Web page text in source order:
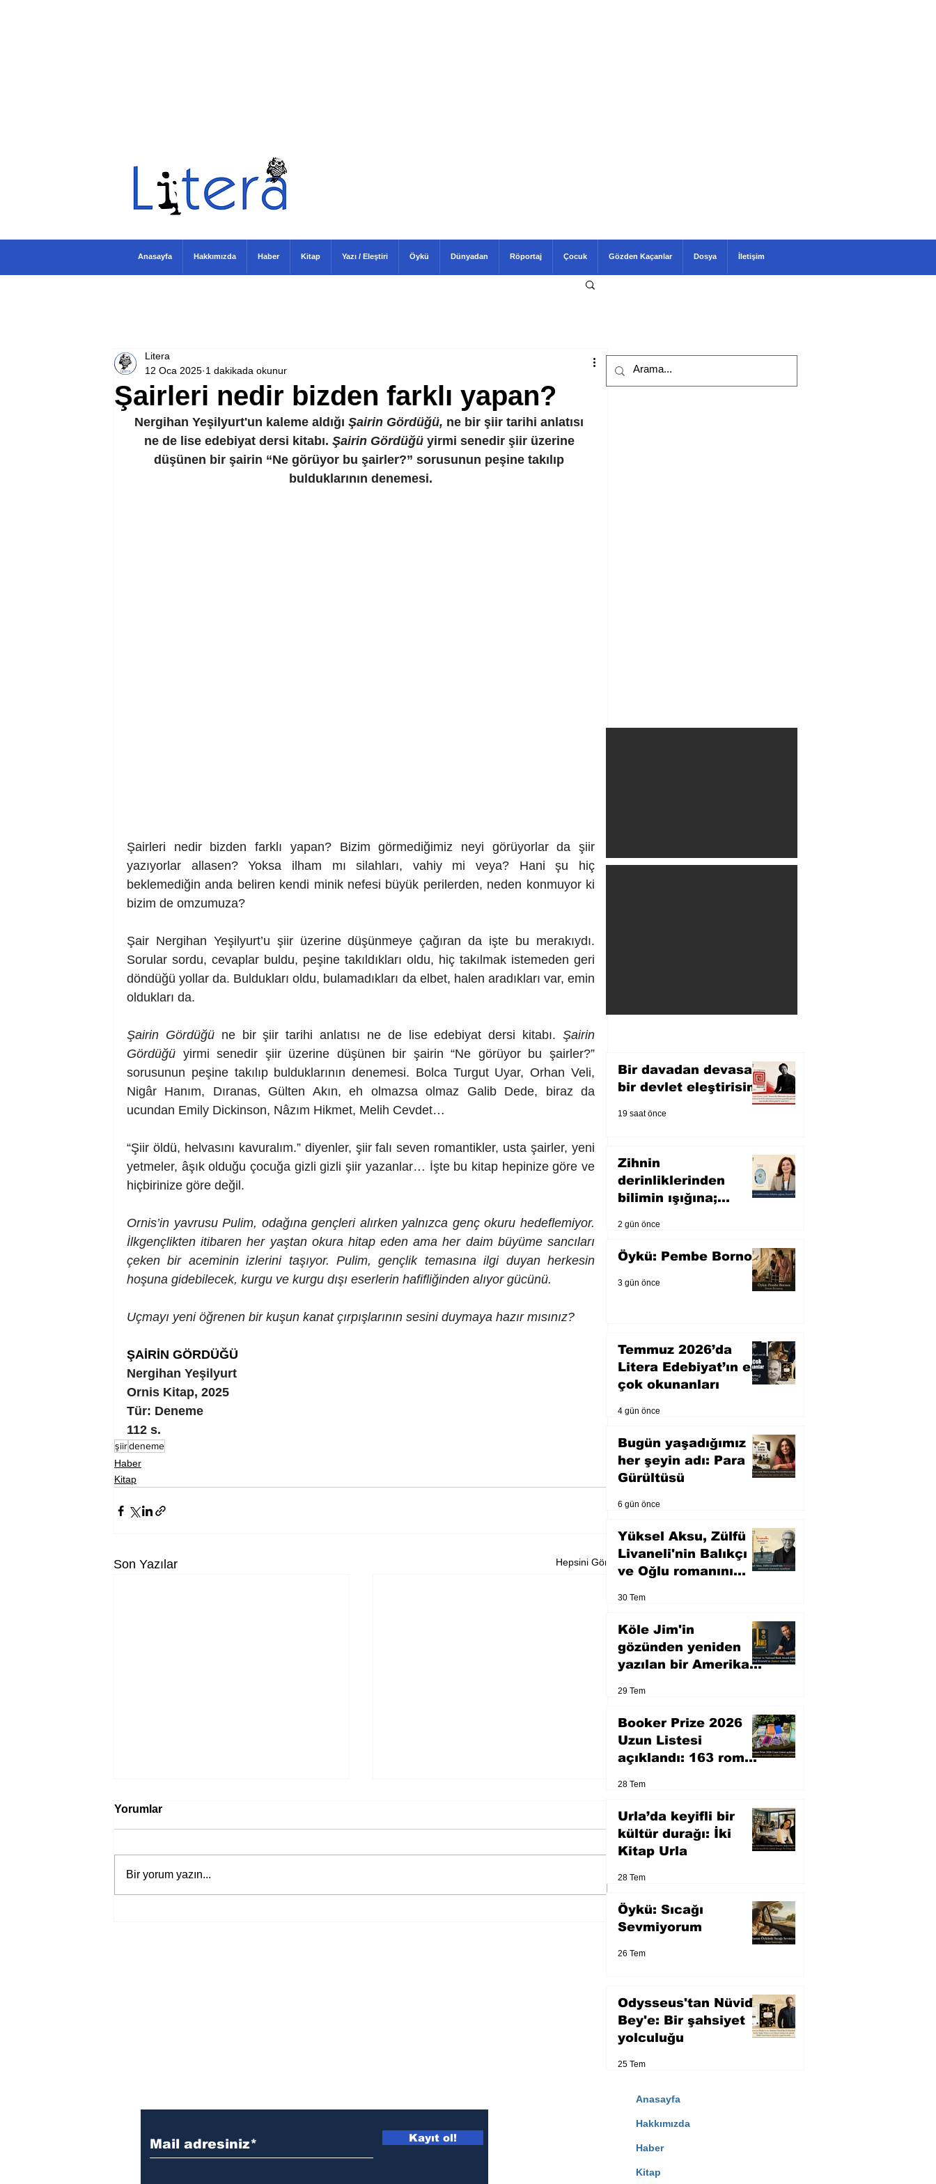
Şairleri nedir bizden farklı yapan?
Litera
12 Oca 2025 1 dakikada okunur
Nergihan Yeşilyurt'un kaleme aldığı Şairin Gördüğü, ne bir şiir tarihi anlatısı
ne de lise edebiyat dersi kitabı. Şairin Gördüğü yirmi senedir şiir üzerine
düşünen bir şairin “Ne görüyor bu şairler?” sorusunun peşine takılıp
bulduklarının denemesi.
Şairleri nedir bizden farklı yapan? Bizim görmediğimiz neyi görüyorlar da şiir
yazıyorlar allasen? Yoksa ilham mı silahları, vahiy mi veya? Hani şu hiç
beklemediğin anda beliren kendi minik nefesi büyük perilerden, neden konmuyor ki
bizim de omzumuza?
Şair Nergihan Yeşilyurt’u şiir üzerine düşünmeye çağıran da işte bu merakıydı.
Sorular sordu, cevaplar buldu, peşine takıldıkları oldu, hiç takılmak istemeden geri
döndüğü yollar da. Buldukları oldu, bulamadıkları da elbet, halen aradıkları var, emin
oldukları da.
Şairin Gördüğü ne bir şiir tarihi anlatısı ne de lise edebiyat dersi kitabı. Şairin
Gördüğü yirmi senedir şiir üzerine düşünen bir şairin “Ne görüyor bu şairler?”
sorusunun peşine takılıp bulduklarının denemesi. Bolca Turgut Uyar, Orhan Veli,
Nigâr Hanım, Dıranas, Gülten Akın, eh olmazsa olmaz Galib Dede, biraz da
ucundan Emily Dickinson, Nâzım Hikmet, Melih Cevdet…
“Şiir öldü, helvasını kavuralım.” diyenler, şiir falı seven romantikler, usta şairler, yeni
yetmeler, âşık olduğu çocuğa gizli gizli şiir yazanlar… İşte bu kitap hepinize göre ve
hiçbirinize göre değil.
Ornis’in yavrusu Pulim, odağına gençleri alırken yalnızca genç okuru hedeflemiyor.
İlkgençlikten itibaren her yaştan okura hitap eden ama her daim büyüme sancıları
çeken bir aceminin izlerini taşıyor. Pulim, gençlik temasına ilgi duyan herkesin
hoşuna gidebilecek, kurgu ve kurgu dışı eserlerin hafifliğinden alıyor gücünü.
Uçmayı yeni öğrenen bir kuşun kanat çırpışlarının sesini duymaya hazır mısınız?
ŞAİRİN GÖRDÜĞÜ
Nergihan Yeşilyurt
Ornis Kitap, 2025
Tür: Deneme
112 s.
şiirdeneme
Haber
Kitap
Son Yazılar Hepsini Gör
Yorumlar
Bir yorum yazın...
Bir davadan devasa
bir devlet eleştirisine
19 saat önce
Zihnin
derinliklerinden
bilimin ışığına;
2 gün önce
Öykü: Pembe Bornoz
3 gün önce
Temmuz 2026’da
Litera Edebiyat’ın en
çok okunanları
4 gün önce
Bugün yaşadığımız
her şeyin adı: Para
Gürültüsü
6 gün önce
Yüksel Aksu, Zülfü
Livaneli'nin Balıkçı
ve Oğlu romanını
30 Tem
Köle Jim'in
gözünden yeniden
yazılan bir Amerikan
29 Tem
Booker Prize 2026
Uzun Listesi
açıklandı: 163 roman
28 Tem
Urla’da keyifli bir
kültür durağı: İki
Kitap Urla
28 Tem
Öykü: Sıcağı
Sevmiyorum
26 Tem
Odysseus'tan Nüvid
Bey'e: Bir şahsiyet
yolculuğu
25 Tem
Anasayfa Hakkımızda Haber Kitap Yazı / Eleştiri Öykü Dünyadan Röportaj Çocuk Gözden Kaçanlar Dosya İletişim
Kayıt ol!
Anasayfa
Hakkımızda
Haber
Kitap